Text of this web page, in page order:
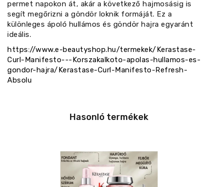
permet napokon át, akár a következő hajmosásig is
segít megőrizni a göndör loknik formáját. Ez a
különleges ápoló hullámos és göndör hajra egyaránt
ideális.
https://www.e-beautyshop.hu/termekek/Kerastase-
Curl-Manifesto---Korszakalkoto-apolas-hullamos-es-
gondor-hajra/Kerastase-Curl-Manifesto-Refresh-
Absolu
Hasonló termékek